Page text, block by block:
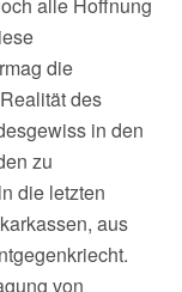
die
des
in den
zu
die letzten
aus
von